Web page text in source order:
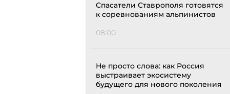
Спасатели Ставрополя готовятся
к соревнованиям альпинистов
08:00
Не просто слова: как Россия
выстраивает экосистему
будущего для нового поколения